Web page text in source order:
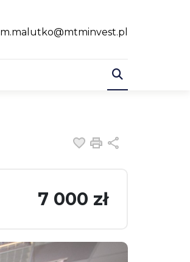
m.malutko@mtminvest.pl
Dodaj do
Drukuj
7 000 zł